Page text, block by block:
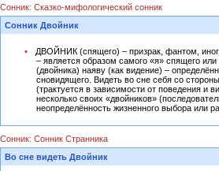
Сонник: Сказко-мифологический сонник
Сонник Двойник
ДВОЙНИК (спящего) – призрак, фантом,
– является образом самого «я» спящего
(двойника) наяву (как видение) –
сновидящего. Видеть во сне себя со
(трактуется в зависимости от поведения и
несколько своих «двойников»
неопределённость жизненного выбора или
Сонник: Сонник Странника
Во сне видеть Двойник